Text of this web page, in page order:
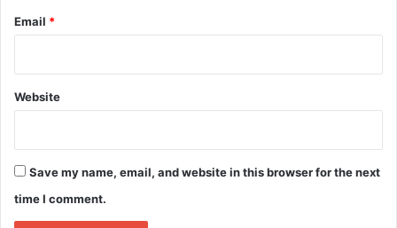
Email *
Website
Save my name, email, and website in this browser for the next
time I comment.